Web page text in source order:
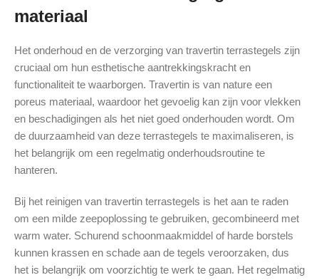
materiaal
Het onderhoud en de verzorging van travertin terrastegels zijn
cruciaal om hun esthetische aantrekkingskracht en
functionaliteit te waarborgen. Travertin is van nature een
poreus materiaal, waardoor het gevoelig kan zijn voor vlekken
en beschadigingen als het niet goed onderhouden wordt. Om
de duurzaamheid van deze terrastegels te maximaliseren, is
het belangrijk om een regelmatig onderhoudsroutine te
hanteren.
Bij het reinigen van travertin terrastegels is het aan te raden
om een milde zeepoplossing te gebruiken, gecombineerd met
warm water. Schurend schoonmaakmiddel of harde borstels
kunnen krassen en schade aan de tegels veroorzaken, dus
het is belangrijk om voorzichtig te werk te gaan. Het regelmatig